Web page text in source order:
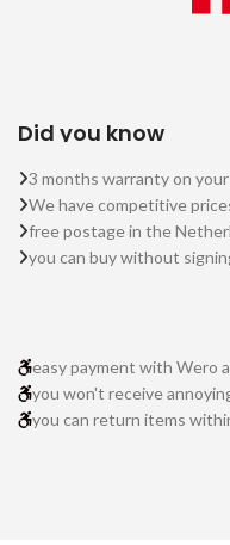
Did you know
3 months warranty on
We have competitive
free postage in the
you can buy without
easy payment with Wero
you won't receive
you can return items